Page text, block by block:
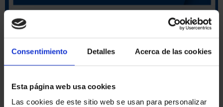
Consentimiento Detalles Acerca de las cookies
Esta página web usa cookies
Las cookies de este sitio web se usan para personalizar
REFINAR